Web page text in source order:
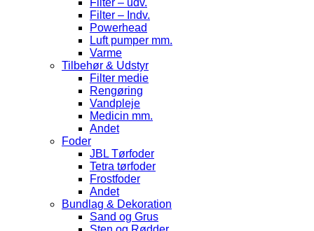
Filter – Indv.
Powerhead
Luft pumper mm.
Varme
Tilbehør & Udstyr
Filter medie
Rengøring
Vandpleje
Medicin mm.
Andet
Foder
JBL Tørfoder
Tetra tørfoder
Frostfoder
Andet
Bundlag & Dekoration
Sand og Grus